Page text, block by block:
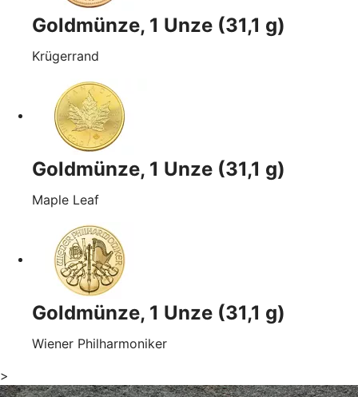
Goldmünze, 1 Unze (31,1 g)
Krügerrand
Goldmünze, 1 Unze (31,1 g)
Maple Leaf
Goldmünze, 1 Unze (31,1 g)
Wiener Philharmoniker
>